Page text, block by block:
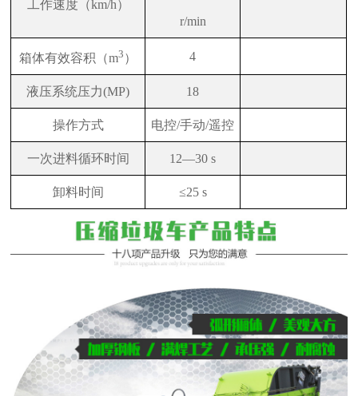
工作速度（km/h）
r/min
箱体有效容积（m3 ） 4
液压系统压力(MP) 18
操作方式 电控/手动/遥控
一次进料循环时间 12—30 s
卸料时间 ≤25 s